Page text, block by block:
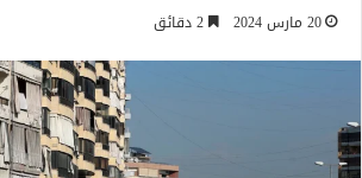
20 مارس 2024